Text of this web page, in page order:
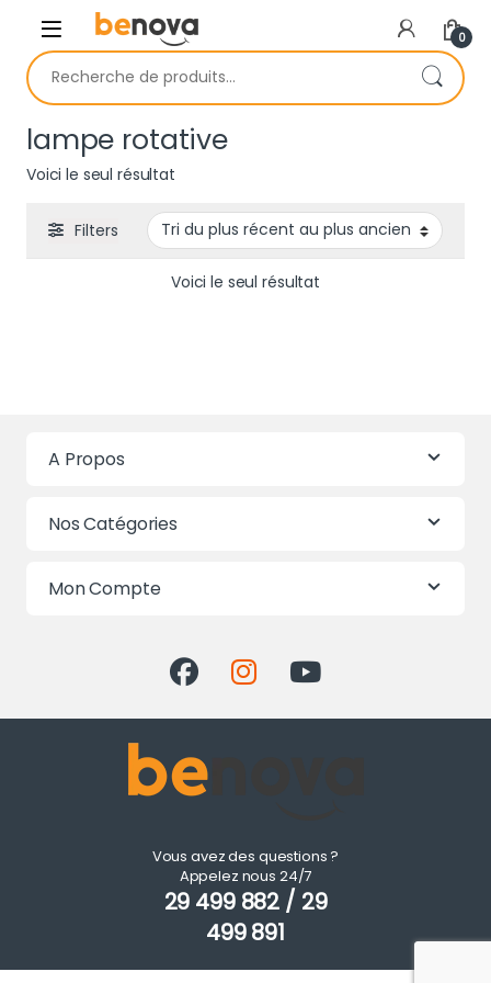
Skip to navigation
Skip to content
0
Recherche pour :
lampe rotative
Voici le seul résultat
Filters
Voici le seul résultat
A Propos
Nos Catégories
Mon Compte
Vous avez des questions ?
Appelez nous 24/7
29 499 882 / 29
499 891